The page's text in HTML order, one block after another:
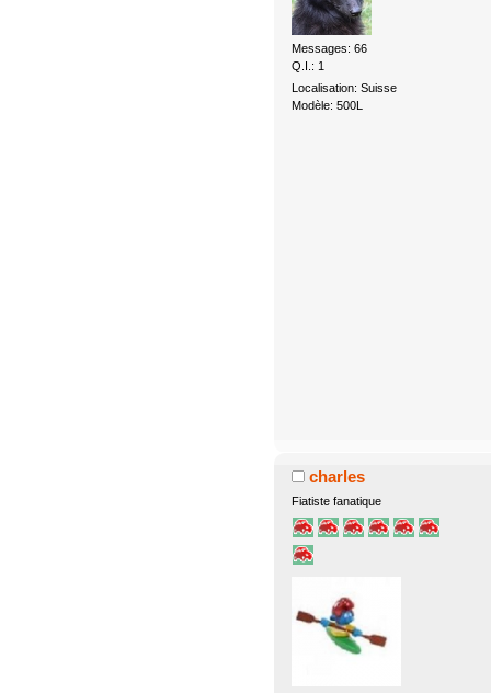
Messages: 66
Q.I.: 1
Localisation: Suisse
Modèle: 500L
charles
Fiatiste fanatique